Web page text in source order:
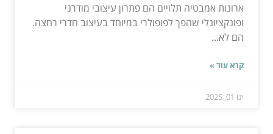
ארונות אמבטיה תלויים הם פתרון עיצובי מודרני
ופונקציונלי שהפך לפופולרי במיוחד בעיצוב חדרי רחצה.
הם לא...
קרא עוד »
ינו 01, 2025